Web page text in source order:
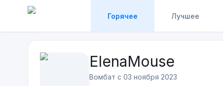
Горячее Лучшее
ElenaMouse
Вомбат с 03 ноября 2023